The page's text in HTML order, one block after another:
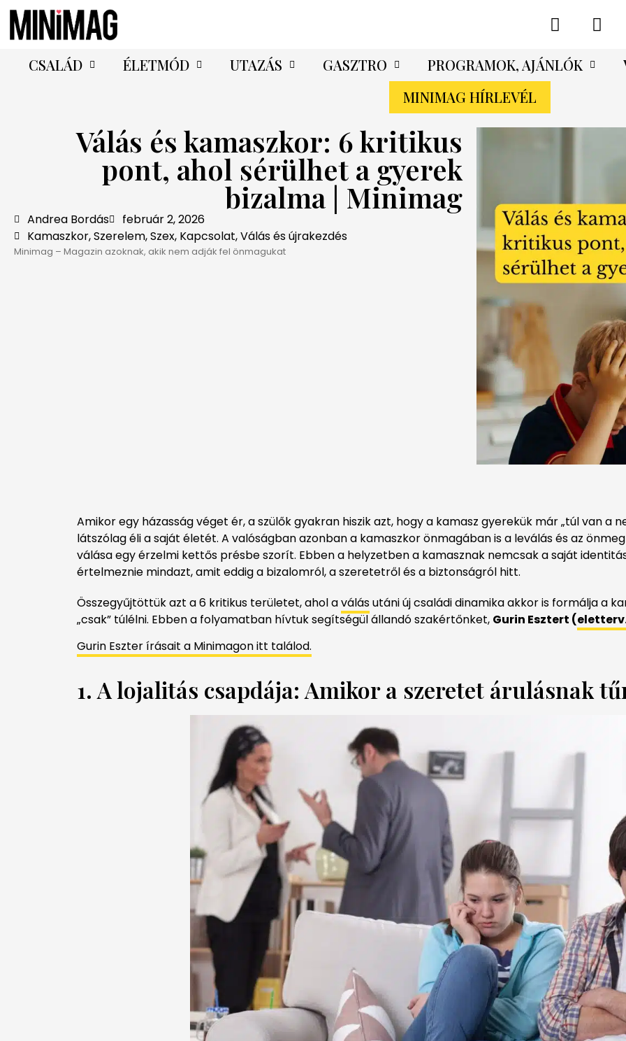
CSALÁD ÉLETMÓD UTAZÁS GASZTRO PROGRAMOK, AJÁNLÓK
MINIMAG HÍRLEVÉL
Válás és kamaszkor: 6 kritikus
pont, ahol sérülhet a gyerek
bizalma | Minimag
Andrea Bordás
február 2, 2026
Kamaszkor,Szerelem, Szex, Kapcsolat,Válás és újrakezdés
Minimag – Magazin azoknak, akik nem adják fel önmagukat
Amikor egy házasság véget ér, a szülők gyakran hiszik azt, hogy a kamasz gyerekük már „túl van a
látszólag éli a saját életét. A valóságban azonban a kamaszkor önmagában is a leválás és az
válása egy érzelmi kettős présbe szorít. Ebben a helyzetben a kamasznak nemcsak a saját
értelmeznie mindazt, amit eddig a bizalomról, a szeretetről és a biztonságról hitt.
Összegyűjtöttük azt a 6 kritikus területet, ahol aválásutáni új családi dinamika akkor is formálja a
„csak” túlélni. Ebben a folyamatban hívtuk segítségül állandó szakértőnket, Gurin Esztert (
Gurin Eszter írásait a Minimagon itt találod.
1. A lojalitás csapdája: Amikor a szeretet árulásnak